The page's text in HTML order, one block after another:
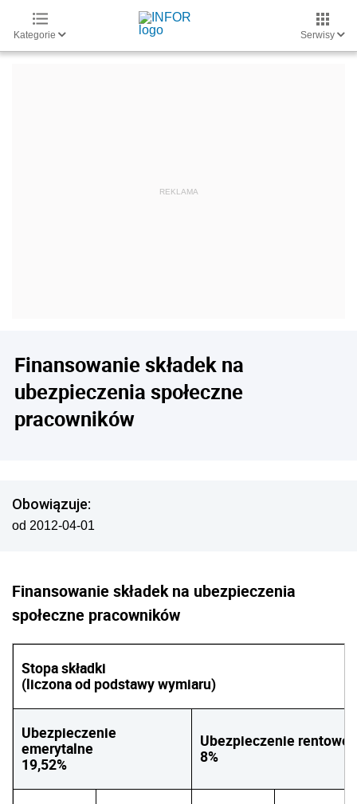
Kategorie Serwisy
Finansowanie składek na
ubezpieczenia społeczne
pracowników
Obowiązuje:
od 2012-04-01
Finansowanie składek na ubezpieczenia
społeczne pracowników
Stopa składki
(liczona od podstawy wymiaru)
Ubezpieczenie
emerytalne
19,52%
Ubezpieczenie rentowe
8%